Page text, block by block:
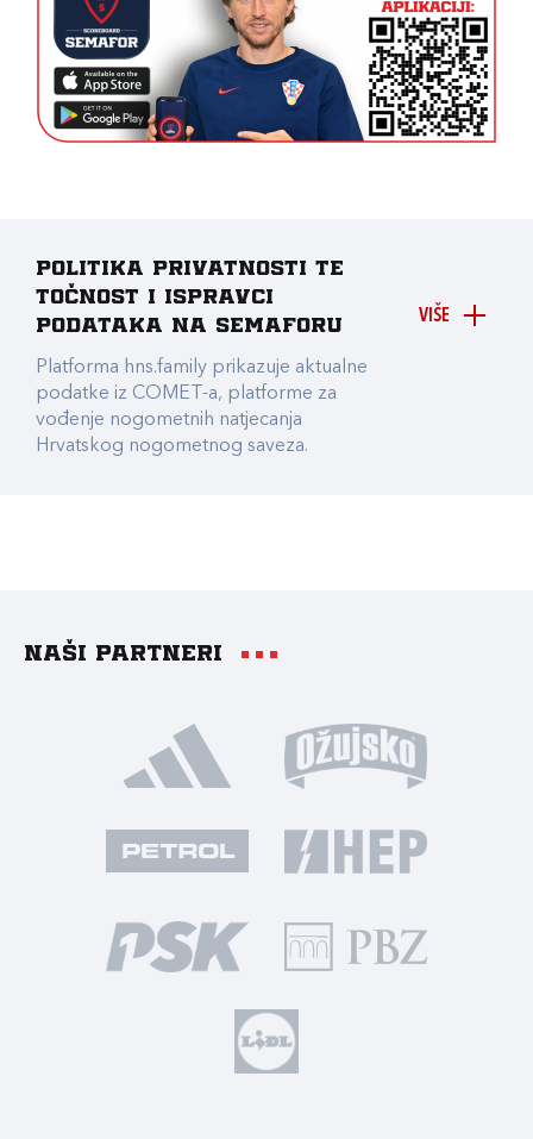
VIŠE
Politika privatnosti te
točnost i ispravci
podataka na Semaforu
Platforma hns.family prikazuje aktualne
podatke iz COMET-a, platforme za
vođenje nogometnih natjecanja
Hrvatskog nogometnog saveza.
Naši partneri